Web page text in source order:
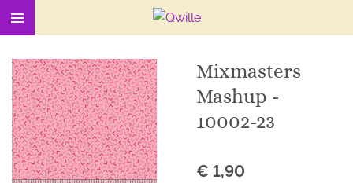
Ga
direct
naar
de
hoofdinhoud
Mixmasters
Mashup -
10002-23
€ 1,90